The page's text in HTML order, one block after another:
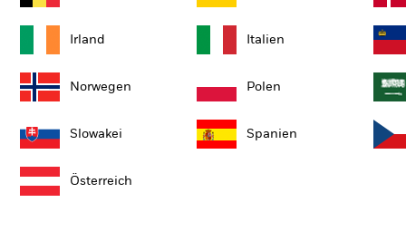
Irland Italien
Norwegen Polen
Slowakei Spanien
Österreich